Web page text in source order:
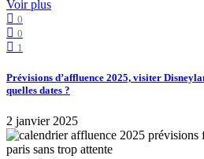
Voir plus
0
0
1
Prévisions d’affluence 2025, visiter
quelles dates ?
2 janvier 2025